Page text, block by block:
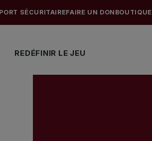
REDÉFINIR LE JEU
SÉCURITAIREFAIRE UN DON BOUTIQUE